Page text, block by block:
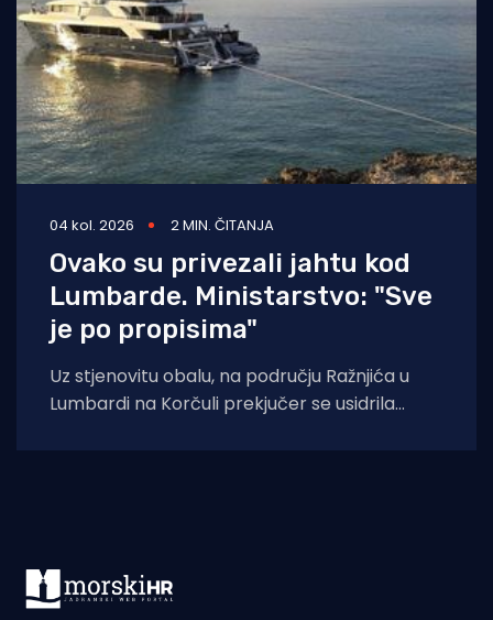
04 kol. 2026 2 MIN. ČITANJA
Ovako su privezali jahtu kod
Lumbarde. Ministarstvo: "Sve
je po propisima"
Uz stjenovitu obalu, na području Ražnjića u
Lumbardi na Korčuli prekjučer se usidrila